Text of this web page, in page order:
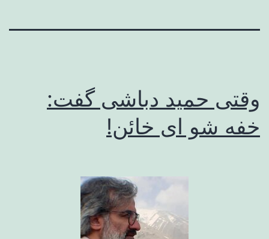
وقتی حمید دباشی گفت:
خفه شو ای خائن!